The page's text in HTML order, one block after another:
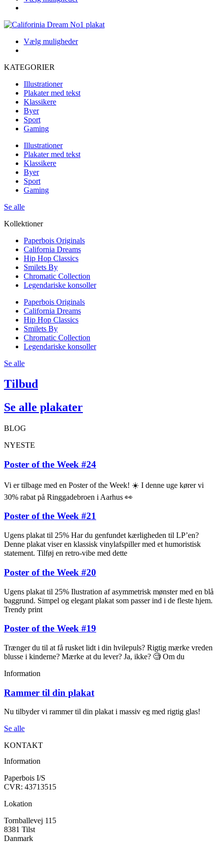
på
flere
Indstillingerne
Vælg mulighederDette
kan
KATEGORIER
Illustrationer
Plakater med tekst
Klassikere
Byer
Sport
Gaming
Illustrationer
Plakater med tekst
Klassikere
Byer
Sport
Gaming
Se alle
Kollektioner
Paperbois Originals
California Dreams
Hip Hop Classics
Smilets By
Chromatic Collection
Legendariske konsoller
Paperbois Originals
California Dreams
Hip Hop Classics
Smilets By
Chromatic Collection
Legendariske konsoller
Se alle
Tilbud
Se alle plakater
BLOG
NYESTE
Poster of the Week #24
Vi er tilbage med en Poster of the Week! ☀️ I denne uge kører vi
30% rabat på Ringgadebroen i Aarhus 👀
Poster of the Week #21
Ugens plakat til 25% Har du genfundet kærligheden til LP’en?
Denne plakat viser en klassisk vinylafspiller med et humoristisk
statement. Tilføj en retro-vibe med dette
Poster of the Week #20
Ugens plakat til 25% Ilustration af asymmetrisk mønster med en blå
baggrund. Simpel og elegant plakat som passer ind i de fleste hjem.
Trendy print
Poster of the Week #19
Trænger du til at få rusket lidt i din hvilepuls? Rigtig mærke vreden
blusse i kinderne? Mærke at du lever? Ja, ikke? 🧐 Om du
Information
Rammer til din plakat
Nu tilbyder vi rammer til din plakat i massiv eg med rigtig glas!
Se alle
KONTAKT
Information
Paperbois I/S
CVR: 43713515
Lokation
Tornballevej 115
8381 Tilst
Danmark